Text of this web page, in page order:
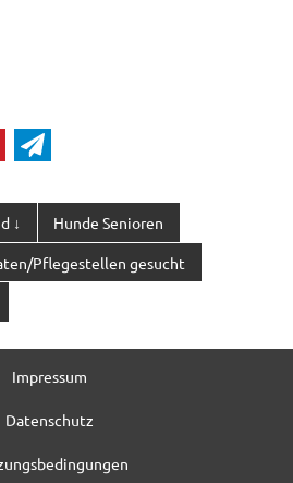
↓ Hunde Senioren
Pflegestellen gesucht
Impressum
Datenschutz